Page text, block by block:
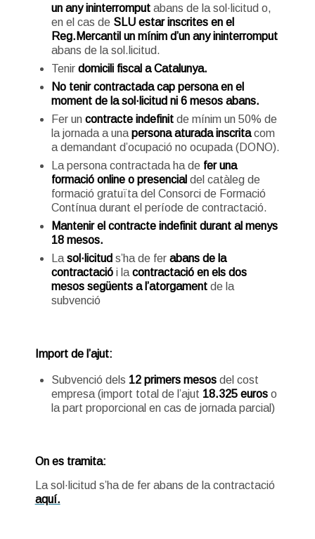
un any ininterromputabans de la sol·licitud o,
en el cas de SLU estar inscrites en el
Reg.Mercantil un mínim d’un any ininterromput
abans de la sol.licitud.
Tenir domicili fiscal a Catalunya.
No tenir contractada cap persona en el
moment de la sol·licitud ni 6 mesos abans.
Fer un contracte indefinit de mínim un 50% de
la jornada a una persona aturada inscritacom
a demandant d’ocupació no ocupada (DONO).
La persona contractada ha de fer una
formació online o presencial del catàleg de
formació gratuïta del Consorci de Formació
Contínua durant el període de contractació.
Mantenir el contracte indefinit durant al menys
18 mesos.
La sol·licitud s’ha de ferabans de la
contractaciói la contractació en els dos
mesos següents a l’atorgamentde la
subvenció
Import de l’ajut:
Subvenció dels 12 primers mesosdel cost
empresa (import total de l’ajut 18.325 euros o
la part proporcional en cas de jornada parcial)
On es tramita:
La sol·licitud s’ha de fer abans de la contractació
aquí.